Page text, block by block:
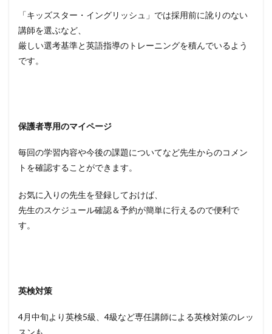
「キッズスター・イングリッシュ」では採用前に訛りのない
講師を選ぶなど、
厳しい選考基準と英語指導のトレーニングを積んでいるよう
です。
保護者専用のマイページ
毎回の学習内容や今後の課題についてなど先生からのコメン
トを確認することができます。
お気に入りの先生を登録しておけば、
先生のスケジュール確認＆予約が簡単に行えるので便利で
す。
英検対策
4月中旬より英検5級、4級など専任講師による英検対策のレッ
スンも